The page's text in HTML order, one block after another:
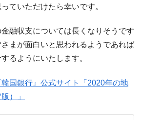
ていただけたら幸いです。
融収支については長くなりそうです
まが面白いと思われるようであれば
るようにいたします。
韓国銀行』公式サイト「2020年の地
）」